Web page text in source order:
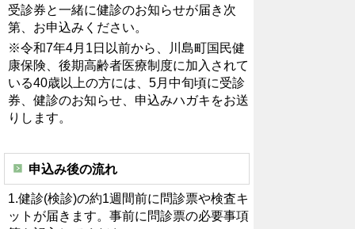
受診券と一緒に健診のお知らせが届き次
第、お申込みください。
※令和7年4月1日以前から、川島町国民健
康保険、後期高齢者医療制度に加入されて
いる40歳以上の方には、5月中旬頃に受診
券、健診のお知らせ、申込みハガキをお送
りします。
申込み後の流れ
1.健診(検診)の約1週間前に問診票や検査キ
ットが届きます。事前に問診票の必要事項